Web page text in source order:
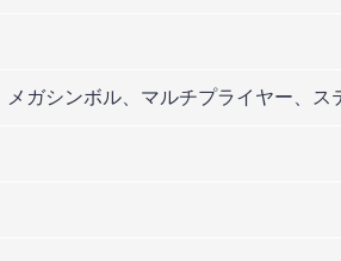
ガシンボル、マルチプライヤー、